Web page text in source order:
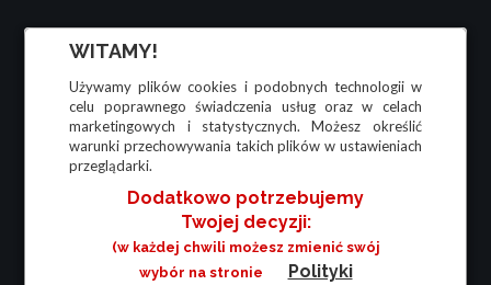
WITAMY!
Używamy plików cookies i podobnych technologii w
celu poprawnego świadczenia usług oraz w celach
marketingowych i statystycznych. Możesz określić
warunki przechowywania takich plików w ustawieniach
przeglądarki.
Dodatkowo potrzebujemy
Twojej decyzji:
(w każdej chwili możesz zmienić swój
wybór na stronie
Polityki